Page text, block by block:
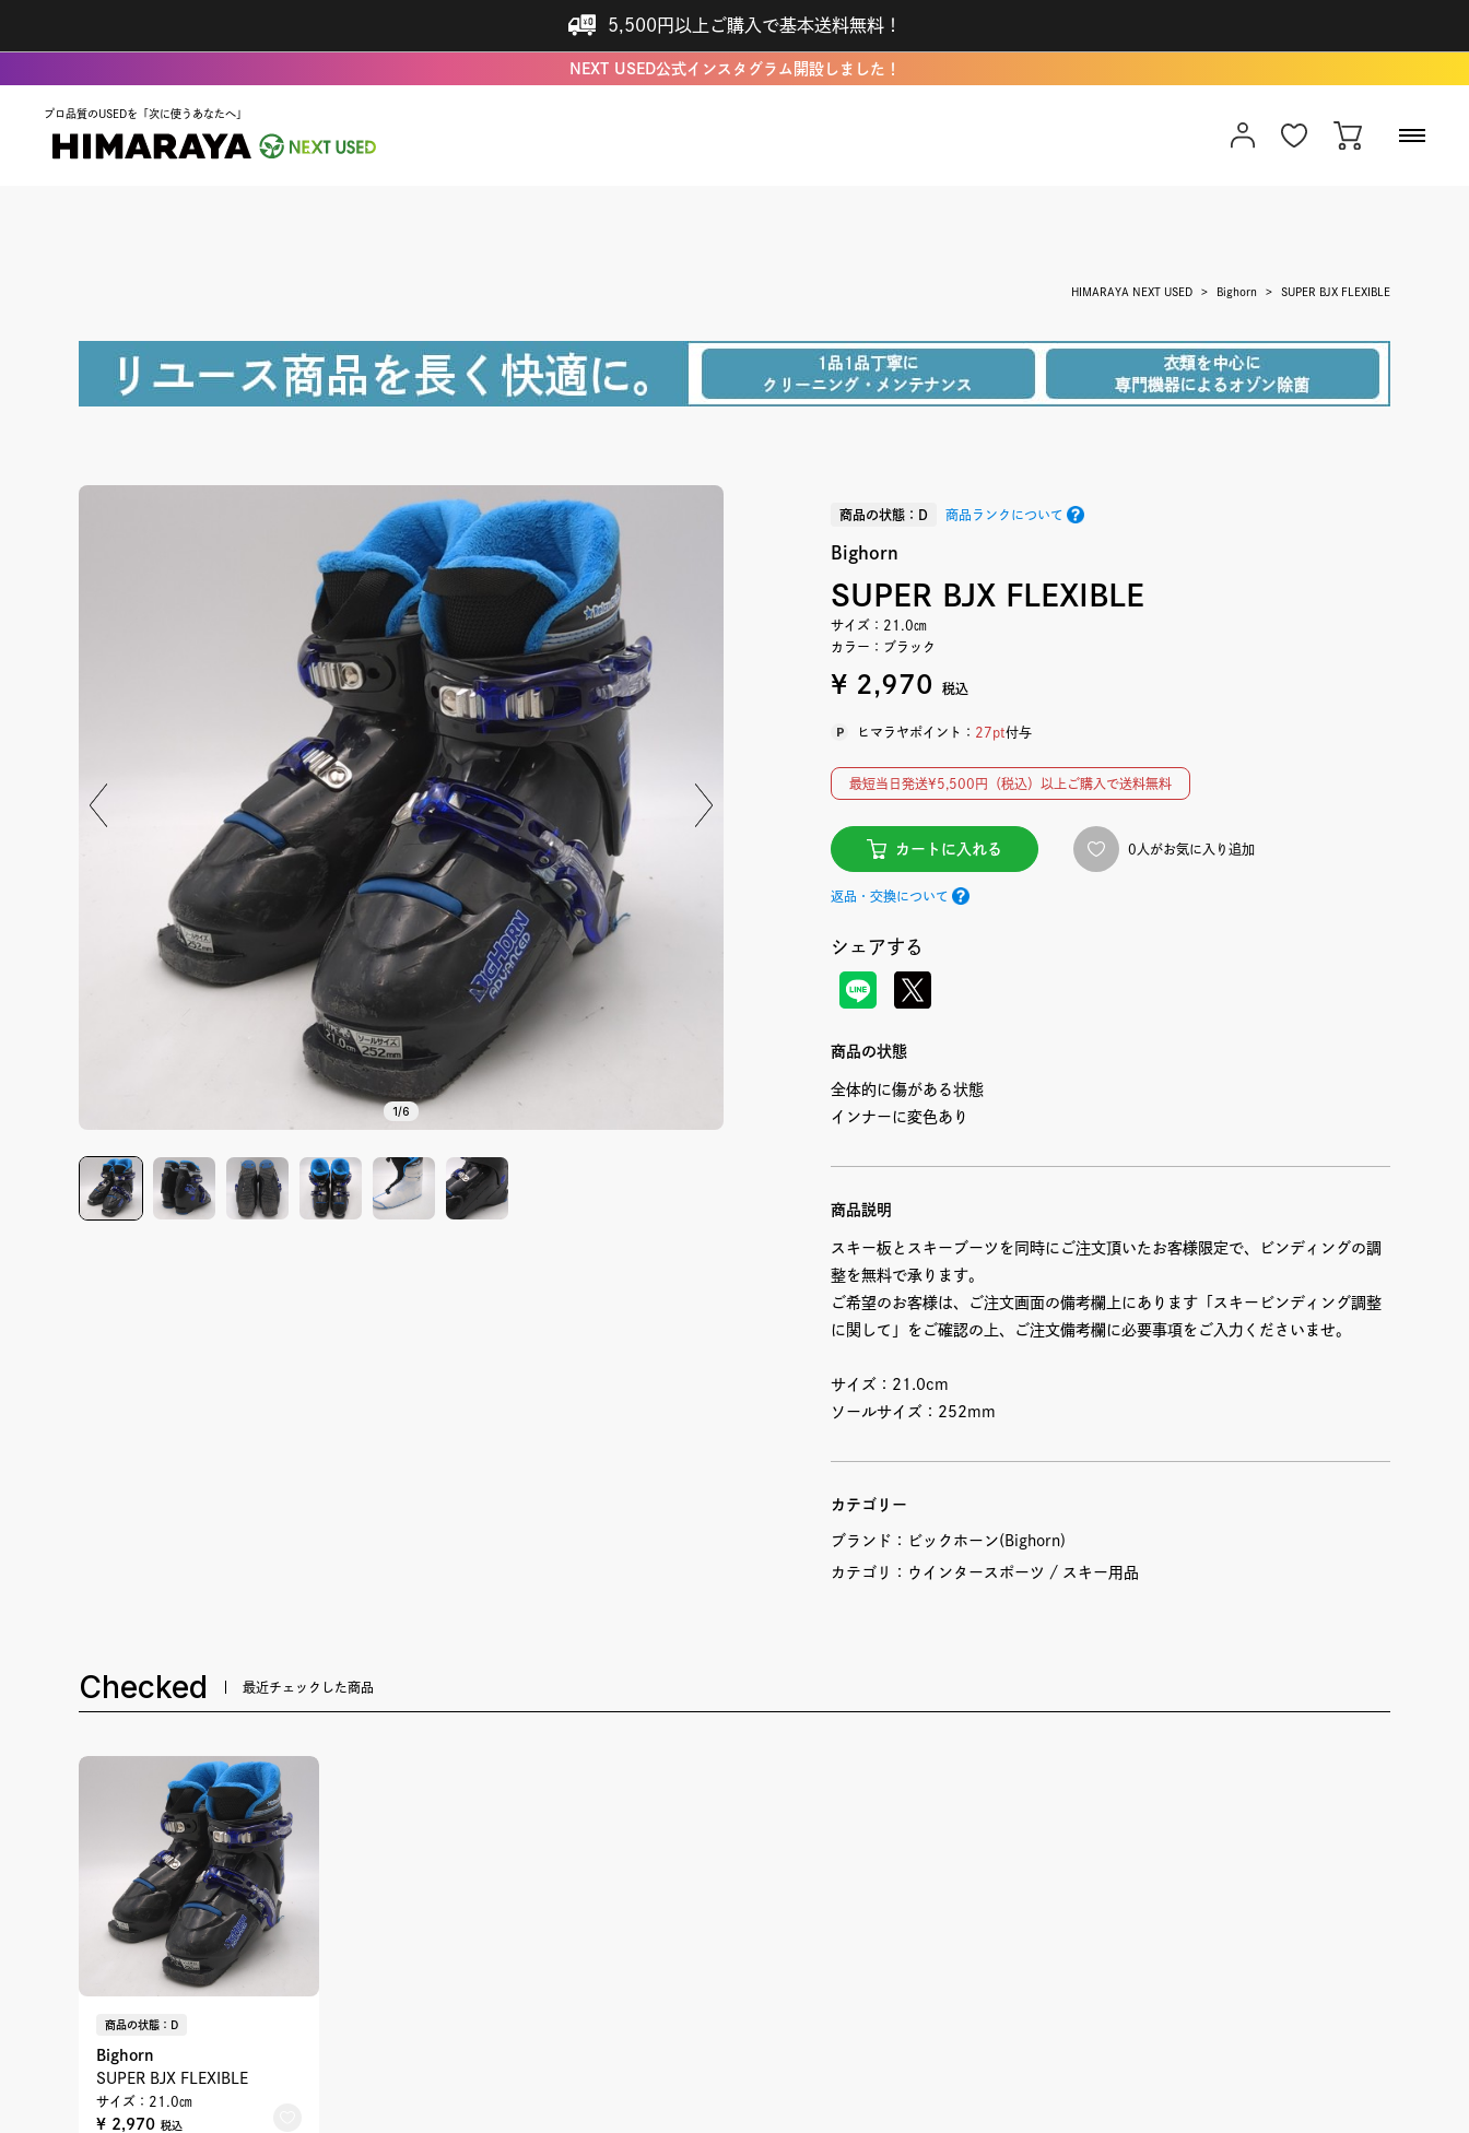
5,500円以上ご購入で基本送料無料！
NEXT USED公式インスタグラム開設しました！
プロ品質のUSEDを「次に使うあなたへ」
HIMARAYA NEXT USED Bighorn SUPER BJX FLEXIBLE
1/6
商品の状態：D 商品ランクについて
Bighorn
SUPER BJX FLEXIBLE
サイズ：21.0㎝
カラー：ブラック
¥ 2,970 税込
ヒマラヤポイント： 27pt付与
最短当日発送¥5,500円（税込）以上ご購入で送料無料
カートに入れる 0人がお気に入り追加
返品・交換について
シェアする
商品の状態
全体的に傷がある状態
インナーに変色あり
商品説明
スキー板とスキーブーツを同時にご注文頂いたお客様限定で、ビンディングの調
整を無料で承ります。
ご希望のお客様は、ご注文画面の備考欄上にあります「スキービンディング調整
に関して」をご確認の上、ご注文備考欄に必要事項をご入力くださいませ。
サイズ：21.0cm
ソールサイズ：252mm
カテゴリー
ブランド： ビックホーン(Bighorn)
カテゴリ： ウインタースポーツ スキー用品
Checked 最近チェックした商品
商品の状態：D
Bighorn
SUPER BJX FLEXIBLE
サイズ：21.0㎝
¥ 2,970 税込